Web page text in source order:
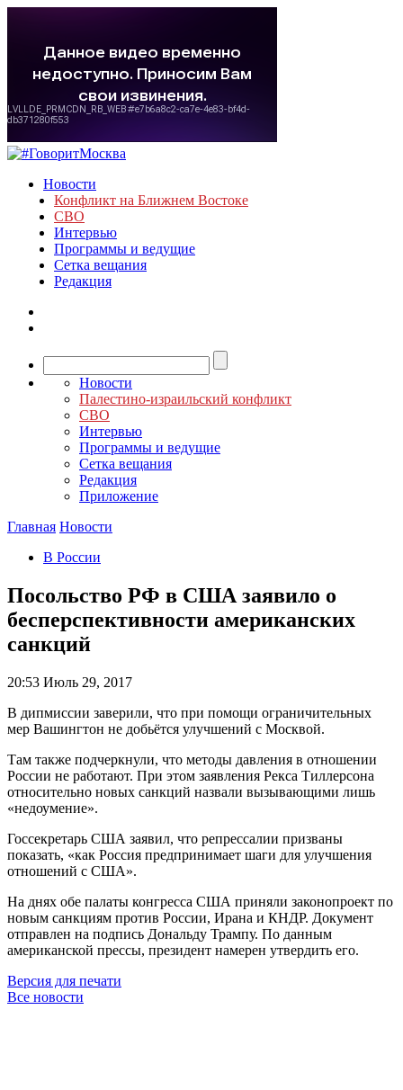
Новости
Конфликт на Ближнем Востоке
СВО
Интервью
Программы и ведущие
Сетка вещания
Редакция
Новости
Палестино-израильский конфликт
СВО
Интервью
Программы и ведущие
Сетка вещания
Редакция
Приложение
Главная Новости
В России
Посольство РФ в США заявило о
бесперспективности американских
санкций
20:53 Июль 29, 2017
В дипмиссии заверили, что при помощи ограничительных
мер Вашингтон не добьётся улучшений с Москвой.
Там также подчеркнули, что методы давления в отношении
России не работают. При этом заявления Рекса Тиллерсона
относительно новых санкций назвали вызывающими лишь
«недоумение».
Госсекретарь США заявил, что репрессалии призваны
показать, «как Россия предпринимает шаги для улучшения
отношений с США».
На днях обе палаты конгресса США приняли законопроект по
новым санкциям против России, Ирана и КНДР. Документ
отправлен на подпись Дональду Трампу. По данным
американской прессы, президент намерен утвердить его.
Версия для печати
Все новости